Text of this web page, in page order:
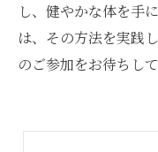
し、健やかな体を手
は、その方法を実践
のご参加をお待ちして